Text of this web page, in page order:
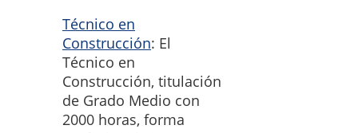
Técnico en
Construcción: El
Técnico en
Construcción, titulación
de Grado Medio con
2000 horas, forma